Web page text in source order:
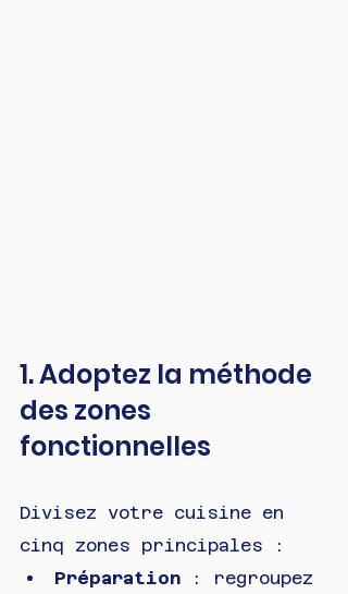
1. Adoptez la méthode
des zones
fonctionnelles
Divisez votre cuisine en
cinq zones principales :
Préparation : regroupez